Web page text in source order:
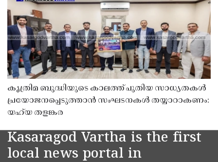
കൃത്രിമ ബുദ്ധിയുടെ കാലത്ത് പുതിയ സാധ്യതകൾ
പ്രയോജനപ്പെടുത്താൻ സംഘടനകൾ തയ്യാറാകണം:
യഹ്‌യ തളങ്കര
Kasaragod Vartha is the first
local news portal in